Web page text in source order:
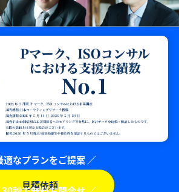
見積依頼